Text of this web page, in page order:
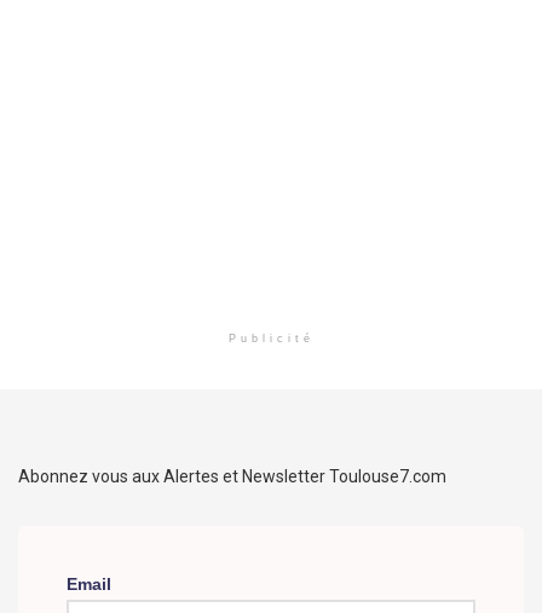
Publicité
Abonnez vous aux Alertes et Newsletter Toulouse7.com
Email